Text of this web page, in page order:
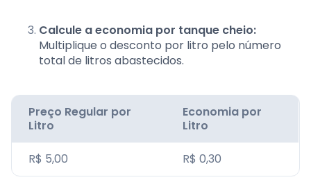
Calcule a economia por tanque cheio:
Multiplique o desconto por litro pelo número
total de litros abastecidos.
Preço Regular por
Litro
Economia por
Litro
R$ 5,00 R$ 0,30